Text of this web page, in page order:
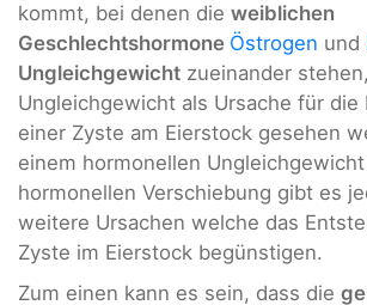
kommt, bei denen die weiblichen
Geschlechtshormone Östrogen und
Ungleichgewicht zueinander
Ungleichgewicht als Ursache für die
einer Zyste am Eierstock gesehen
einem hormonellen
hormonellen Verschiebung gibt es
weitere Ursachen welche das
Zyste im Eierstock begünstigen.
Zum einen kann es sein, dass die